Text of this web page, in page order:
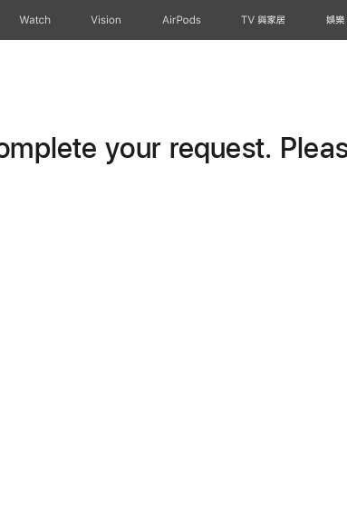
Watch Vision AirPods TV 與家居 娛樂
your request.